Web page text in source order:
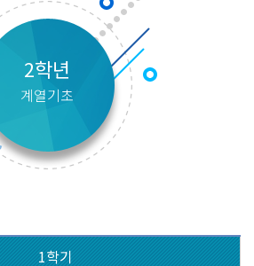
2학년
계열기초
1학기